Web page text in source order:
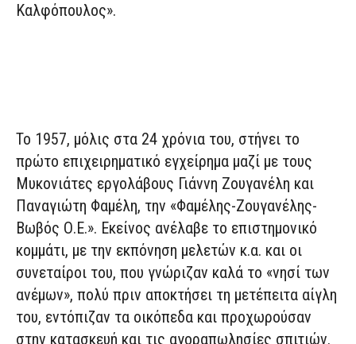
Καλφόπουλος».
Το 1957, μόλις στα 24 χρόνια του, στήνει το
πρώτο επιχειρηματικό εγχείρημα μαζί με τους
Μυκονιάτες εργολάβους Γιάννη Ζουγανέλη και
Παναγιώτη Φαμέλη, την «Φαμέλης-Ζουγανέλης-
Βωβός Ο.Ε.». Εκείνος ανέλαβε το επιστημονικό
κομμάτι, με την εκπόνηση μελετών κ.α. και οι
συνεταίροι του, που γνώριζαν καλά το «νησί των
ανέμων», πολύ πριν αποκτήσει τη μετέπειτα αίγλη
του, εντόπιζαν τα οικόπεδα και προχωρούσαν
στην κατασκευή και τις αγοραπωλησίες σπιτιών.